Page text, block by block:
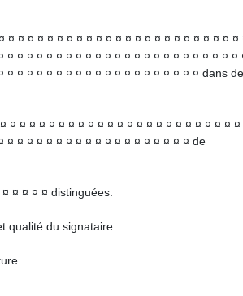
¤ ¤ ¤ ¤ ¤ ¤ ¤ ¤ ¤ ¤ ¤ ¤ ¤ ¤ ¤ ¤ ¤ ¤ ¤ ¤ ¤ ¤ ¤ ¤
¤ ¤ ¤ ¤ ¤ ¤ ¤ ¤ ¤ ¤ ¤ ¤ ¤ ¤ ¤ ¤ ¤ ¤ ¤ ¤ ¤ ¤ ¤
¤ ¤ ¤ ¤ ¤ ¤ ¤ ¤ ¤ ¤ ¤ ¤ ¤ ¤ ¤ ¤ ¤ ¤ ¤ dans
¤ ¤ ¤ ¤ ¤ ¤ ¤ ¤ ¤ ¤ ¤ ¤ ¤ ¤ ¤ ¤ ¤ ¤ ¤ ¤ ¤ ¤ ¤ ¤
¤ ¤ ¤ ¤ ¤ ¤ ¤ ¤ ¤ ¤ ¤ ¤ ¤ ¤ ¤ ¤ ¤ ¤ ¤ de
¤ ¤ ¤ ¤ distinguées.